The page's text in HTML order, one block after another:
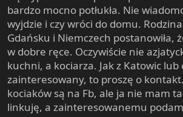
bardzo mocno potłukła. Nie
wyjdzie i czy wróci do domu.
Gdańsku i Niemczech postanowiła,
w dobre ręce. Oczywiście nie
kuchni, a kociarza. Jak z Katowic
zainteresowany, to proszę o
kociaków są na Fb, ale ja nie mam
linkuję, a zainteresowanemu